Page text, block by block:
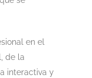
en el
de la
interactiva y